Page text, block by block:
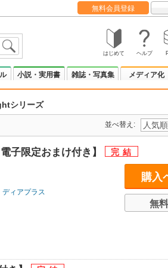
無料会員登録
はじめて ヘルプ
小説・実用書 雑誌・写真集 メディア化
シリーズ
並べ替え:
子限定おまけ付き】
ディアプラス
購入
無